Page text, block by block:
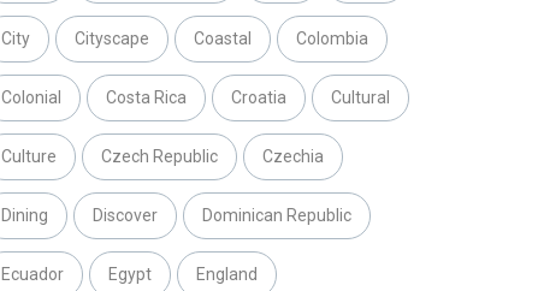
City Cityscape Coastal Colombia
Colonial Costa Rica Croatia Cultural
Culture Czech Republic Czechia
Dining Discover Dominican Republic
Ecuador Egypt England